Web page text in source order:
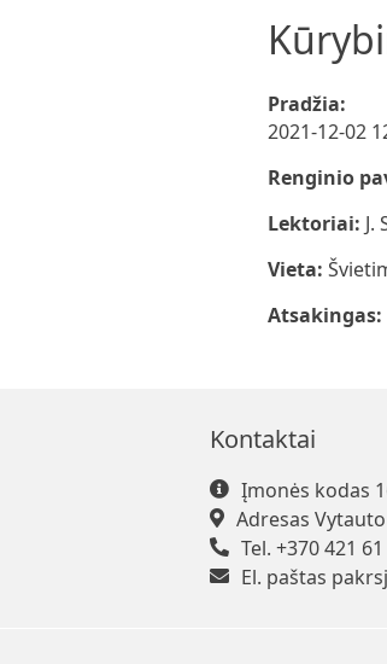
Pradžia:
2021-12-02
Renginio
Lektoriai: J.
Vieta:
Atsakingas:
Kontaktai
Įmonės kodas
Adresas
Tel. +370 421
El. paštas